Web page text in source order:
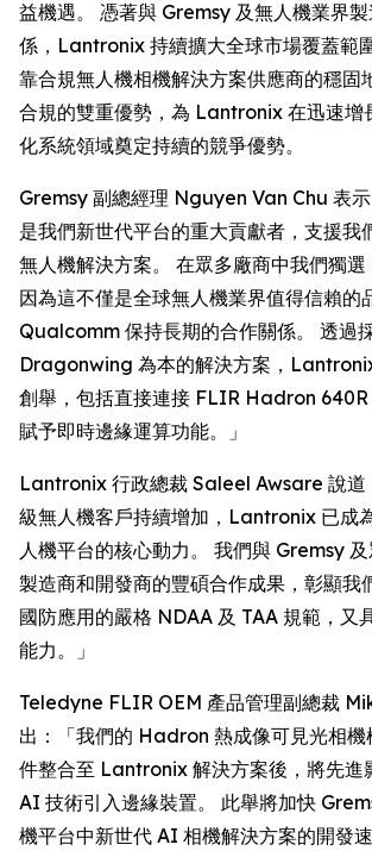
益機遇。 憑著與 Gremsy 及無人機業界
係，Lantronix 持續擴大全球市場覆蓋範
靠合規無人機相機解決方案供應商的穩固
合規的雙重優勢，為 Lantronix 在迅速增
化系統領域奠定持續的競爭優勢。
Gremsy 副總經理 Nguyen Van Chu 表
是我們新世代平台的重大貢獻者，支援我
無人機解決方案。 在眾多廠商中我們獨
因為這不僅是全球無人機業界值得信賴的
Qualcomm 保持長期的合作關係。 透過
Dragonwing 為本的解決方案，
創舉，包括直接連接 FLIR Hadron
賦予即時邊緣運算功能。」
Lantronix 行政總裁 Saleel Awsare 說道
級無人機客戶持續增加，Lantronix 已成
人機平台的核心動力。 我們與 Gremsy
製造商和開發商的豐碩合作成果，彰顯我
國防應用的嚴格 NDAA 及 TAA 規範，又
能力。」
Teledyne FLIR OEM 產品管理副總裁
出：「我們的 Hadron 熱成像可見光相機
件整合至 Lantronix 解決方案後，將先進
AI 技術引入邊緣裝置。 此舉將加快
機平台中新世代 AI 相機解決方案的開發